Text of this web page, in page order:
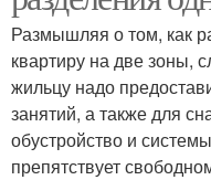
Размышляя о том, как
квартиру на две зоны,
жильцу надо
занятий, а также для
обустройство и
препятствует